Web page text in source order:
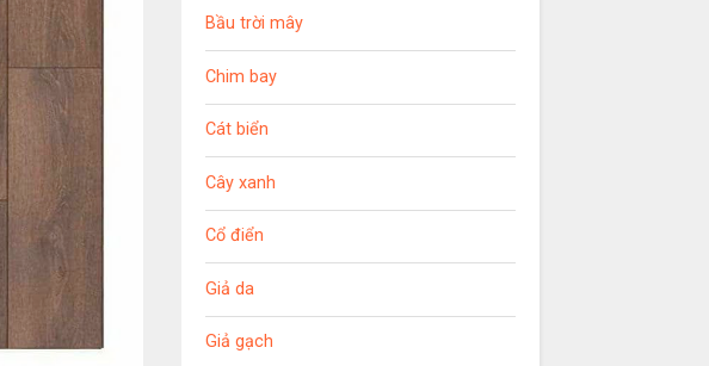
Bầu trời mây
Chim bay
Cát biển
Cây xanh
Cổ điển
Giả da
Giả gạch